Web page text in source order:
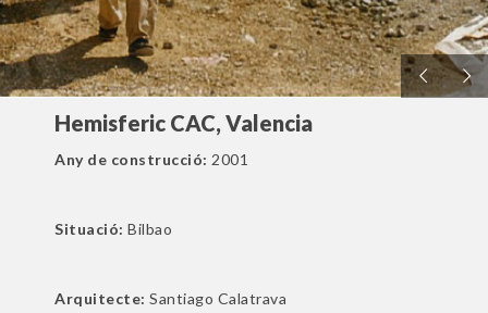
Hemisferic CAC, Valencia
Any de construcció: 2001
Situació: Bilbao
Arquitecte: Santiago Calatrava